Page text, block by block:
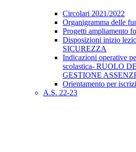
Circolari 2021/2022
Organigramma delle
Progetti ampliamento
Disposizioni inizio
SICUREZZA
Indicazioni operative
scolastica- RUOLO
GESTIONE
Orientamento per
A.S. 22-23